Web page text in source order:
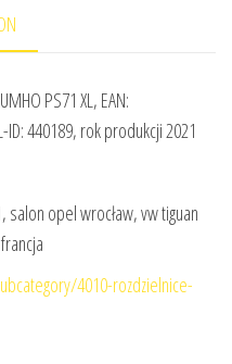
PS71 XL, EAN:
ID: 440189, rok produkcji 2021
salon opel wrocław, vw tiguan
4010-rozdzielnice-